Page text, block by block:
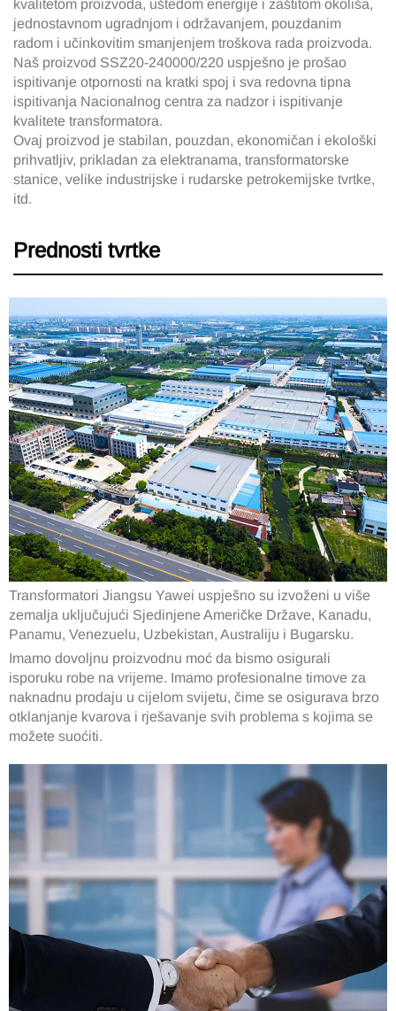
kvalitetom proizvoda, uštedom energije i zaštitom okoliša,
jednostavnom ugradnjom i održavanjem, pouzdanim
radom i učinkovitim smanjenjem troškova rada proizvoda.
Naš proizvod SSZ20-240000/220 uspješno je prošao
ispitivanje otpornosti na kratki spoj i sva redovna tipna
ispitivanja Nacionalnog centra za nadzor i ispitivanje
kvalitete transformatora.
Ovaj proizvod je stabilan, pouzdan, ekonomičan i ekološki
prihvatljiv, prikladan za elektranama, transformatorske
stanice, velike industrijske i rudarske petrokemijske tvrtke,
itd.
Prednosti tvrtke
Transformatori Jiangsu Yawei uspješno su izvoženi u više
zemalja uključujući Sjedinjene Američke Države, Kanadu,
Panamu, Venezuelu, Uzbekistan, Australiju i Bugarsku.
Imamo dovoljnu proizvodnu moć da bismo osigurali
isporuku robe na vrijeme. Imamo profesionalne timove za
naknadnu prodaju u cijelom svijetu, čime se osigurava brzo
otklanjanje kvarova i rješavanje svih problema s kojima se
možete suoćiti.